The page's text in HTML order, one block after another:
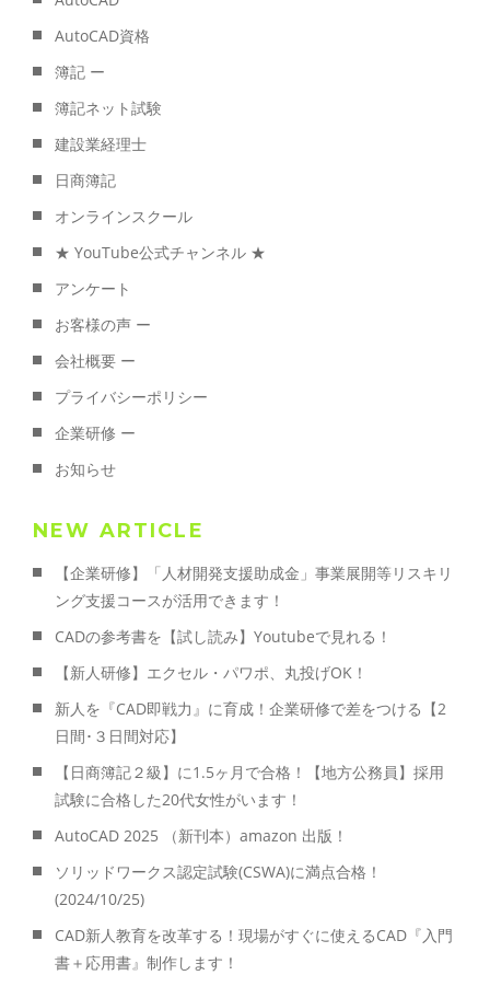
AutoCAD資格
簿記 ー
簿記ネット試験
建設業経理士
日商簿記
オンラインスクール
★ YouTube公式チャンネル ★
アンケート
お客様の声 ー
会社概要 ー
プライバシーポリシー
企業研修 ー
お知らせ
NEW ARTICLE
【企業研修】「人材開発支援助成金」事業展開等リスキリ
ング支援コースが活用できます！
CADの参考書を【試し読み】Youtubeで見れる！
【新人研修】エクセル・パワポ、丸投げOK！
新人を『CAD即戦力』に育成！企業研修で差をつける【2
日間･３日間対応】
【日商簿記２級】に1.5ヶ月で合格！【地方公務員】採用
試験に合格した20代女性がいます！
AutoCAD 2025 （新刊本）amazon 出版！
ソリッドワークス認定試験(CSWA)に満点合格！
(2024/10/25)
CAD新人教育を改革する！現場がすぐに使えるCAD『入門
書＋応用書』制作します！